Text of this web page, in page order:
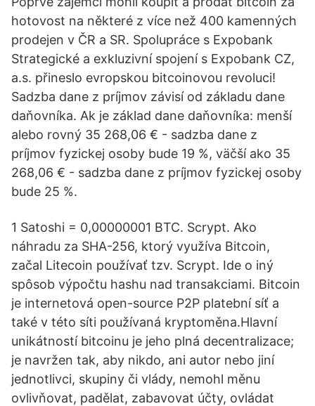
hotovost na některé z více než 400 kamenných
prodejen v ČR a SR. Spolupráce s Expobank
Strategické a exkluzivní spojení s Expobank CZ,
a.s. přineslo evropskou bitcoinovou revoluci!
Sadzba dane z príjmov závisí od základu dane
daňovníka. Ak je základ dane daňovníka: menší
alebo rovný 35 268,06 € - sadzba dane z
príjmov fyzickej osoby bude 19 %, väčší ako 35
268,06 € - sadzba dane z príjmov fyzickej osoby
bude 25 %.
1 Satoshi = 0,00000001 BTC. Scrypt. Ako
náhradu za SHA-256, ktorý využíva Bitcoin,
začal Litecoin používať tzv. Scrypt. Ide o iný
spôsob výpočtu hashu nad transakciami. Bitcoin
je internetová open-source P2P platební síť a
také v této síti používaná kryptoměna.Hlavní
unikátností bitcoinu je jeho plná decentralizace;
je navržen tak, aby nikdo, ani autor nebo jiní
jednotlivci, skupiny či vlády, nemohl měnu
ovlivňovat, padělat, zabavovat účty, ovládat